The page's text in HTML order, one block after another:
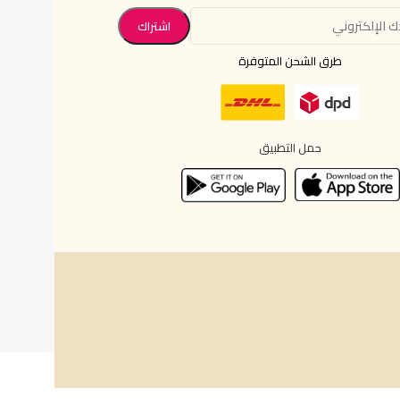
طرق الشحن المتوفرة
حمل التطبيق